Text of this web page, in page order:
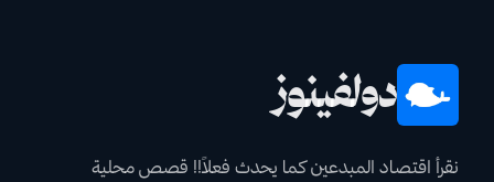
دولفينوز
نقرأ اقتصاد المبدعين كما يحدث فعلاً!! قصص محلية